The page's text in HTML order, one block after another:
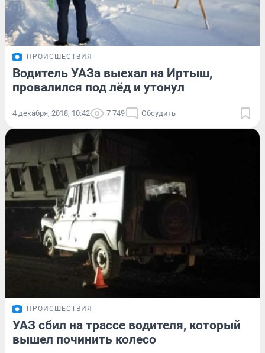
ПРОИСШЕСТВИЯ
Водитель УАЗа выехал на Иртыш,
провалился под лёд и утонул
4 декабря, 2018, 10:42 7 749 Обсудить
ПРОИСШЕСТВИЯ
УАЗ сбил на трассе водителя, который
вышел починить колесо